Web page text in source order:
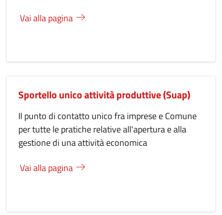
Vai alla pagina
Sportello unico attività produttive (Suap)
Il punto di contatto unico fra imprese e Comune
per tutte le pratiche relative all'apertura e alla
gestione di una attività economica
Vai alla pagina